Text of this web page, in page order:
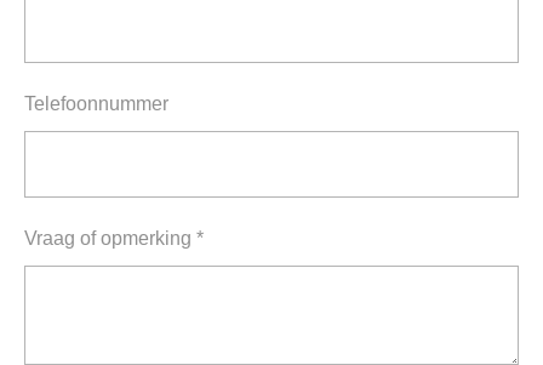
Telefoonnummer
Vraag of opmerking *